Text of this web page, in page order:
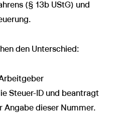
(§ 13b UStG) und
den Unterschied:
Steuer-ID und beantragt
Angabe dieser Nummer.